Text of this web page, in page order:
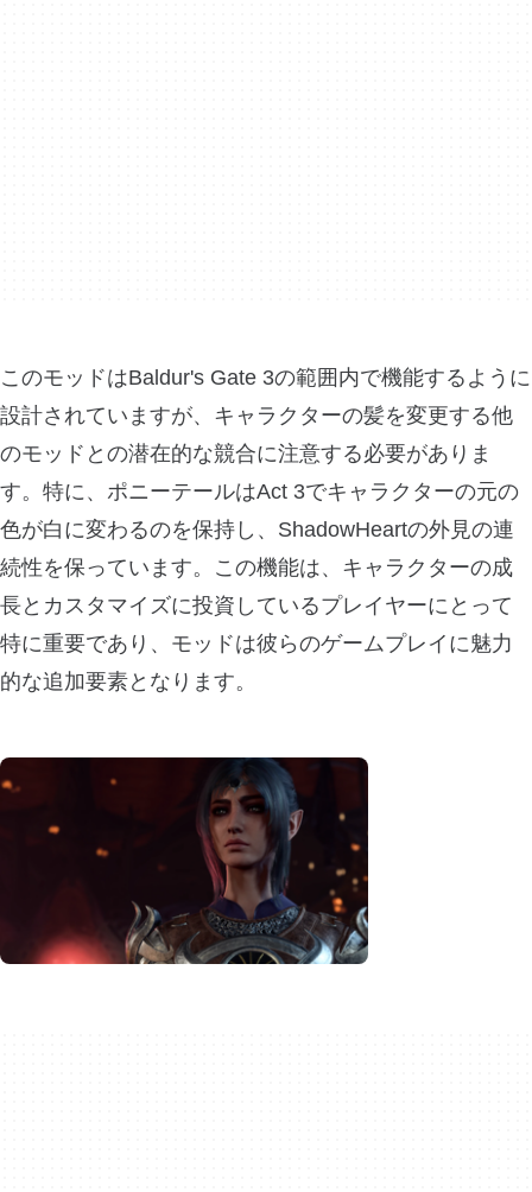
このモッドはBaldur's Gate 3の範囲内で機能するように
設計されていますが、キャラクターの髪を変更する他
のモッドとの潜在的な競合に注意する必要がありま
す。特に、ポニーテールはAct 3でキャラクターの元の
色が白に変わるのを保持し、ShadowHeartの外見の連
続性を保っています。この機能は、キャラクターの成
長とカスタマイズに投資しているプレイヤーにとって
特に重要であり、モッドは彼らのゲームプレイに魅力
的な追加要素となります。